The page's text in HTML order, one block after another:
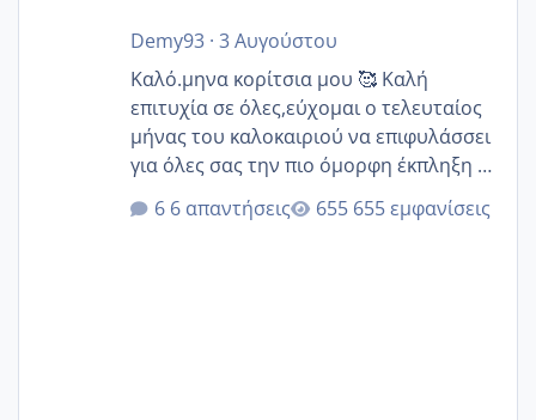
Demy93· 3 Αυγούστου
Καλό.μηνα κορίτσια μου 🥰 Καλή
επιτυχία σε όλες,εύχομαι ο τελευταίος
μήνας του καλοκαιριού να επιφυλάσσει
για όλες σας την πιο όμορφη έκπληξη 🧿
@Elk @Melikara86 @Παρασκευαιδου
@Zenia z @melitiniღ @Christi.D.
6 απαντήσεις 655 εμφανίσεις